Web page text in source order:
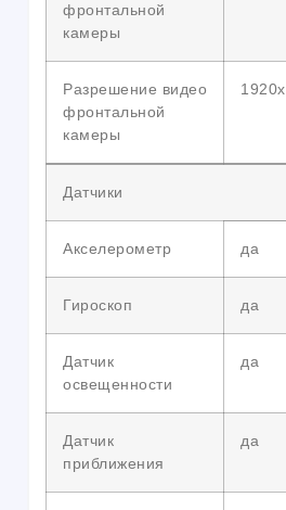
фронтальной
камеры
Разрешение видео
фронтальной
камеры
Датчики
Акселерометр да
Гироскоп да
Датчик
освещенности
да
Датчик
приближения
да